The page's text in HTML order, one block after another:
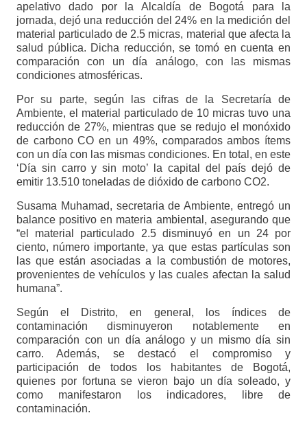
apelativo dado por la Alcaldía de Bogotá para la
jornada, dejó una reducción del 24% en la medición del
material particulado de 2.5 micras, material que afecta la
salud pública. Dicha reducción, se tomó en cuenta en
comparación con un día análogo, con las mismas
condiciones atmosféricas.
Por su parte, según las cifras de la Secretaría de
Ambiente, el material particulado de 10 micras tuvo una
reducción de 27%, mientras que se redujo el monóxido
de carbono CO en un 49%, comparados ambos ítems
con un día con las mismas condiciones. En total, en este
‘Día sin carro y sin moto’ la capital del país dejó de
emitir 13.510 toneladas de dióxido de carbono CO2.
Susama Muhamad, secretaria de Ambiente, entregó un
balance positivo en materia ambiental, asegurando que
“el material particulado 2.5 disminuyó en un 24 por
ciento, número importante, ya que estas partículas son
las que están asociadas a la combustión de motores,
provenientes de vehículos y las cuales afectan la salud
humana”.
Según el Distrito, en general, los índices de
contaminación disminuyeron notablemente en
comparación con un día análogo y un mismo día sin
carro. Además, se destacó el compromiso y
participación de todos los habitantes de Bogotá,
quienes por fortuna se vieron bajo un día soleado, y
como manifestaron los indicadores, libre de
contaminación.